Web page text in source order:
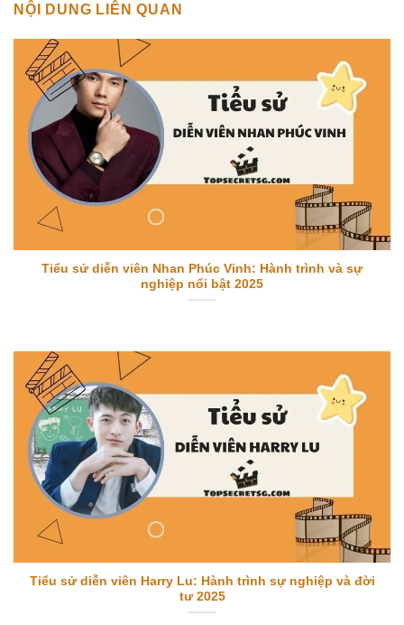
NỘI DUNG LIÊN QUAN
Tiểu sử diễn viên Nhan Phúc Vinh: Hành trình và sự
nghiệp nổi bật 2025
Tiểu sử diễn viên Harry Lu: Hành trình sự nghiệp và đời
tư 2025